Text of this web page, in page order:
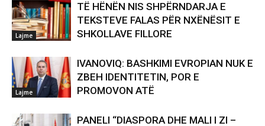
Lajme
TË HËNËN NIS SHPËRNDARJA E
TEKSTEVE FALAS PËR NXËNËSIT E
SHKOLLAVE FILLORE
Lajme
IVANOVIQ: BASHKIMI EVROPIAN NUK E
ZBEH IDENTITETIN, POR E
PROMOVON ATË
PANELI “DIASPORA DHE MALI I ZI –